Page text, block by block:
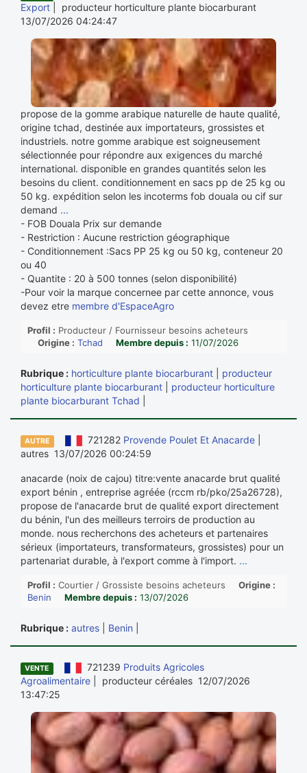
Export | producteur horticulture plante biocarburant
13/07/2026 04:24:47
propose de la gomme arabique naturelle de haute qualité,
origine tchad, destinée aux importateurs, grossistes et
industriels. notre gomme arabique est soigneusement
sélectionnée pour répondre aux exigences du marché
international. disponible en grandes quantités selon les
besoins du client. conditionnement en sacs pp de 25 kg ou
50 kg. expédition selon les incoterms fob douala ou cif sur
demand ...
- FOB Douala Prix sur demande
- Restriction : Aucune restriction géographique
- Conditionnement :Sacs PP 25 kg ou 50 kg, conteneur 20
ou 40
- Quantite : 20 à 500 tonnes (selon disponibilité)
-Pour voir la marque concernee par cette annonce, vous
devez etre membre d'EspaceAgro
Profil : Producteur / Fournisseur besoins acheteurs
Origine : Tchad Membre depuis : 11/07/2026
Rubrique : horticulture plante biocarburant
producteur
horticulture plante biocarburant
producteur horticulture
plante biocarburant Tchad
AUTRE 721282 Provende Poulet Et Anacarde|
autres 13/07/2026 00:24:59
anacarde (noix de cajou) titre:vente anacarde brut qualité
export bénin , entreprise agréée (rccm rb/pko/25a26728),
propose de l'anacarde brut de qualité export directement
du bénin, l'un des meilleurs terroirs de production au
monde. nous recherchons des acheteurs et partenaires
sérieux (importateurs, transformateurs, grossistes) pour un
partenariat durable, à l'export comme à l'import. ...
Profil : Courtier / Grossiste besoins acheteurs
Origine :
Benin
Membre depuis : 13/07/2026
Rubrique : autres Benin
VENTE 721239 Produits Agricoles
Agroalimentaire | producteur céréales 12/07/2026
13:47:25